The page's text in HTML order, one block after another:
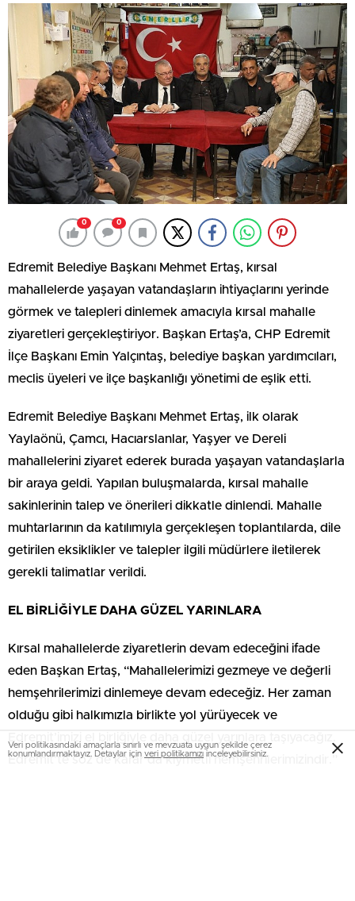
0 0
Edremit Belediye Başkanı Mehmet Ertaş, kırsal
mahallelerde yaşayan vatandaşların ihtiyaçlarını yerinde
görmek ve talepleri dinlemek amacıyla kırsal mahalle
ziyaretleri gerçekleştiriyor. Başkan Ertaş’a, CHP Edremit
İlçe Başkanı Emin Yalçıntaş, belediye başkan yardımcıları,
meclis üyeleri ve ilçe başkanlığı yönetimi de eşlik etti.
Edremit Belediye Başkanı Mehmet Ertaş, ilk olarak
Yaylaönü, Çamcı, Hacıarslanlar, Yaşyer ve Dereli
mahallelerini ziyaret ederek burada yaşayan vatandaşlarla
bir araya geldi. Yapılan buluşmalarda, kırsal mahalle
sakinlerinin talep ve önerileri dikkatle dinlendi. Mahalle
muhtarlarının da katılımıyla gerçekleşen toplantılarda, dile
getirilen eksiklikler ve talepler ilgili müdürlere iletilerek
gerekli talimatlar verildi.
EL BİRLİĞİYLE DAHA GÜZEL YARINLARA
Kırsal mahallelerde ziyaretlerin devam edeceğini ifade
eden Başkan Ertaş, “Mahallelerimizi gezmeye ve değerli
hemşehrilerimizi dinlemeye devam edeceğiz. Her zaman
olduğu gibi halkımızla birlikte yol yürüyecek ve
Edremit’te söz de karar da kıymetli hemşehrilerimizindir.”
Veri politikasındaki amaçlarla sınırlı ve mevzuata uygun şekilde çerez
konumlandırmaktayız. Detaylar için veri politikamızı inceleyebilirsiniz.